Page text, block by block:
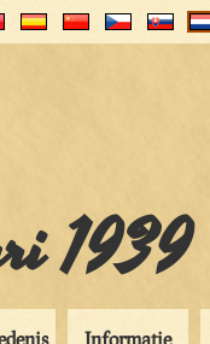
1939
Informatie